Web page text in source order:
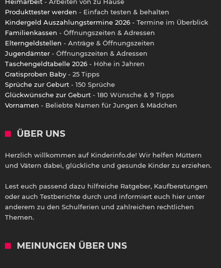
Produkttester werden - Einfach testen & behalten
Kindergeld Auszahlungstermine 2026 - Termine im Überblick
Familienkassen - Öffnungszeiten & Adressen
Elterngeldstellen - Anträge & Öffnungszeiten
Jugendämter - Öffnungszeiten & Adressen
Taschengeldtabelle 2026 - Höhe in Jahren
Gratisproben Baby - 25 Tipps
Sprüche zur Geburt - 150 Sprüche
Glückwünsche zur Geburt - 180 Wünsche & 9 Tipps
Vornamen - Beliebte Namen für Jungen & Mädchen
ÜBER UNS
Herzlich willkommen auf Kinderinfo.de! Wir helfen Müttern
und Vätern dabei, glückliche und gesunde Kinder zu erziehen.
Lest euch passend dazu hilfreiche Ratgeber, Kaufberatungen
oder auch Testberichte durch und informiert euch hier unter
anderem zu den Schulferien und zahlreichen rechtlichen
Themen.
MEINUNGEN ÜBER UNS